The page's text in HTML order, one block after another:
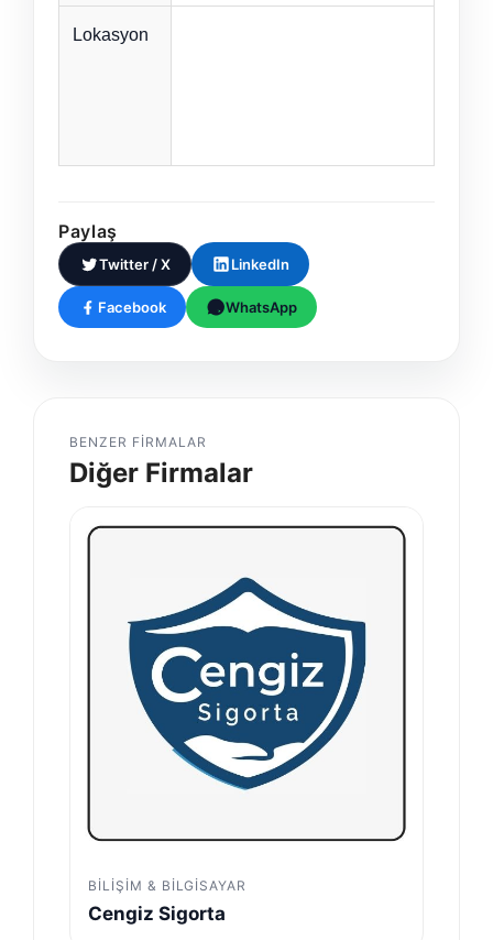
Lokasyon
Paylaş
Twitter / X LinkedIn
Facebook WhatsApp
BENZER FIRMALAR
Diğer Firmalar
BILIŞIM & BILGISAYAR
Cengiz Sigorta